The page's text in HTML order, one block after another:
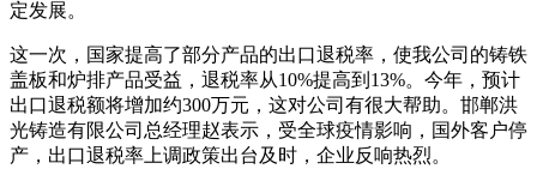
定发展。
这一次，国家提高了部分产品的出口退税率，使我公司的铸铁
盖板和炉排产品受益，退税率从10%提高到13%。今年，预计
出口退税额将增加约300万元，这对公司有很大帮助。邯郸洪
光铸造有限公司总经理赵表示，受全球疫情影响，国外客户停
产，出口退税率上调政策出台及时，企业反响热烈。